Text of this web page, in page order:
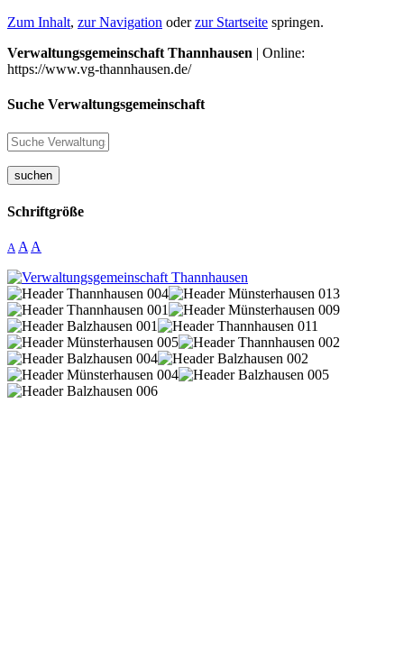
Zum Inhalt, zur Navigation oderzur Startseite springen.
Verwaltungsgemeinschaft Thannhausen | Online:
https://www.vg-thannhausen.de/
Suche Verwaltungsgemeinschaft
suchen
Schriftgröße
A A A